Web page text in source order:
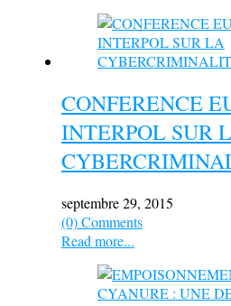
CONFERENCE
INTERPOL SUR
septembre 29, 2015
(0) Comments
Read more...